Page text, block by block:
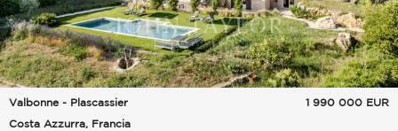
Valbonne - Plascassier
Costa Azzurra, Francia
1 990 000 EUR